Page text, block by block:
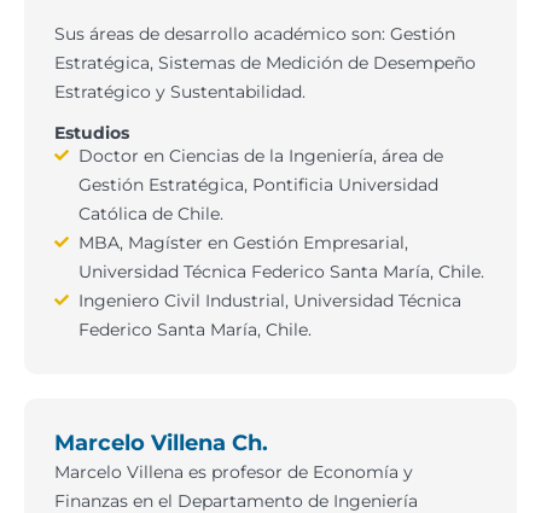
Sus áreas de desarrollo académico son: Gestión
Estratégica, Sistemas de Medición de Desempeño
Estratégico y Sustentabilidad.
Estudios
Doctor en Ciencias de la Ingeniería, área de
Gestión Estratégica, Pontificia Universidad
Católica de Chile.
MBA, Magíster en Gestión Empresarial,
Universidad Técnica Federico Santa María, Chile.
Ingeniero Civil Industrial, Universidad Técnica
Federico Santa María, Chile.
Marcelo Villena Ch.
Marcelo Villena es profesor de Economía y
Finanzas en el Departamento de Ingeniería